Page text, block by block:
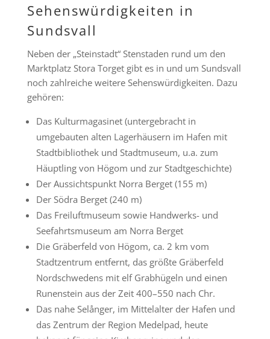
Sehenswürdigkeiten in
Sundsvall
Neben der „Steinstadt“ Stenstaden rund um den
Marktplatz Stora Torget gibt es in und um Sundsvall
noch zahlreiche weitere Sehenswürdigkeiten. Dazu
gehören:
Das Kulturmagasinet (untergebracht in
umgebauten alten Lagerhäusern im Hafen mit
Stadtbibliothek und Stadtmuseum, u.a. zum
Häuptling von Högom und zur Stadtgeschichte)
Der Aussichtspunkt Norra Berget (155 m)
Der Södra Berget (240 m)
Das Freiluftmuseum sowie Handwerks- und
Seefahrtsmuseum am Norra Berget
Die Gräberfeld von Högom, ca. 2 km vom
Stadtzentrum entfernt, das größte Gräberfeld
Nordschwedens mit elf Grabhügeln und einen
Runenstein aus der Zeit 400–550 nach Chr.
Das nahe Selånger, im Mittelalter der Hafen und
das Zentrum der Region Medelpad, heute